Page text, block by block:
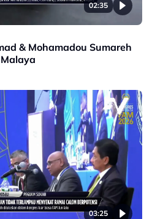
02:35
& Mohamadou Sumareh
03:25